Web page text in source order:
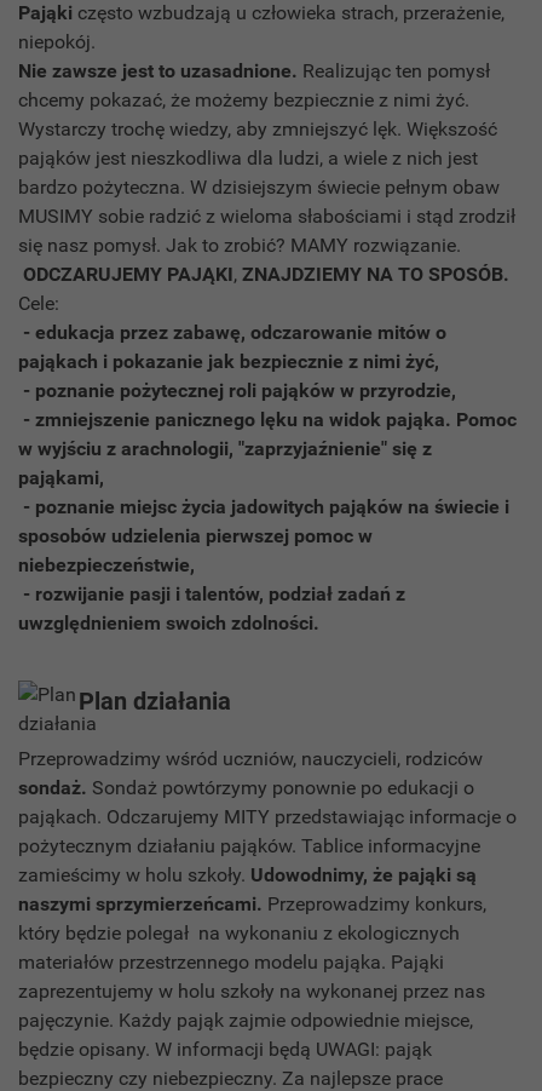
Pająki często wzbudzają u człowieka strach, przerażenie,
niepokój.
Nie zawsze jest to uzasadnione. Realizując ten pomysł
chcemy pokazać, że możemy bezpiecznie z nimi żyć.
Wystarczy trochę wiedzy, aby zmniejszyć lęk. Większość
pająków jest nieszkodliwa dla ludzi, a wiele z nich jest
bardzo pożyteczna. W dzisiejszym świecie pełnym obaw
MUSIMY sobie radzić z wieloma słabościami i stąd zrodził
się nasz pomysł. Jak to zrobić? MAMY rozwiązanie.
ODCZARUJEMY PAJĄKI, ZNAJDZIEMY NA TO SPOSÓB.
Cele:
- edukacja przez zabawę, odczarowanie mitów o
pająkach i pokazanie jak bezpiecznie z nimi żyć,
- poznanie pożytecznej roli pająków w przyrodzie,
- zmniejszenie panicznego lęku na widok pająka. Pomoc
w wyjściu z arachnologii, "zaprzyjaźnienie" się z
pająkami,
- poznanie miejsc życia jadowitych pająków na świecie i
sposobów udzielenia pierwszej pomoc w
niebezpieczeństwie,
- rozwijanie pasji i talentów, podział zadań z
uwzględnieniem swoich zdolności.
Plan działania
Przeprowadzimy wśród uczniów, nauczycieli, rodziców
sondaż. Sondaż powtórzymy ponownie po edukacji o
pająkach. Odczarujemy MITY przedstawiając informacje o
pożytecznym działaniu pająków. Tablice informacyjne
zamieścimy w holu szkoły. Udowodnimy, że pająki są
naszymi sprzymierzeńcami. Przeprowadzimy konkurs,
który będzie polegał na wykonaniu z ekologicznych
materiałów przestrzennego modelu pająka. Pająki
zaprezentujemy w holu szkoły na wykonanej przez nas
pajęczynie. Każdy pająk zajmie odpowiednie miejsce,
będzie opisany. W informacji będą UWAGI: pająk
bezpieczny czy niebezpieczny. Za najlepsze prace